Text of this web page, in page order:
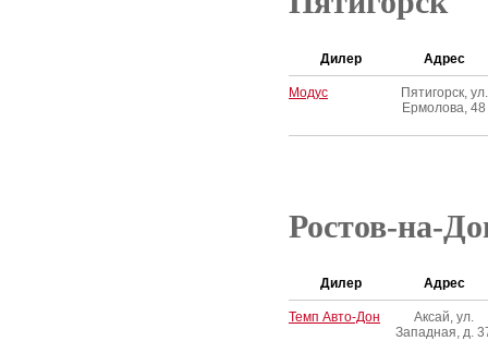
Дилер Адрес
Модус
Пятигорск, ул.
Ермолова, 48
Ростов-на-
Дилер Адрес
Темп Авто-Дон
Аксай, ул.
Западная, д.